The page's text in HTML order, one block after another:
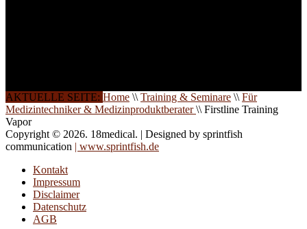
AKTUELLE SEITE: Home \\ Training & Seminare \\ Für
Medizintechniker & Medizinproduktberater\\ Firstline Training
Vapor
Copyright © 2026. 18medical. | Designed by sprintfish
communication | www.sprintfish.de
Kontakt
Impressum
Disclaimer
Datenschutz
AGB